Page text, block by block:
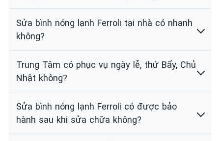
Sửa bình nóng lạnh Ferroli tại nhà có nhanh
không?
Trung Tâm có phục vụ ngày lễ, thứ Bẩy, Chủ
Nhật không?
Sửa bình nóng lạnh Ferroli có được bảo
hành sau khi sửa chữa không?